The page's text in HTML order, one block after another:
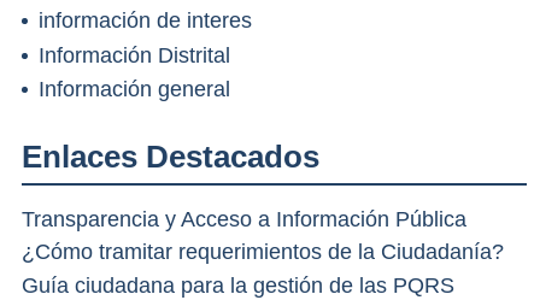
información de interes
Información Distrital
Información general
Enlaces Destacados
Transparencia y Acceso a Información Pública
¿Cómo tramitar requerimientos de la Ciudadanía?
Guía ciudadana para la gestión de las PQRS